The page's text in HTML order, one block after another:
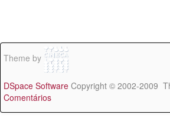
Theme by
DSpace Software Copyright © 2002-2009
Comentários